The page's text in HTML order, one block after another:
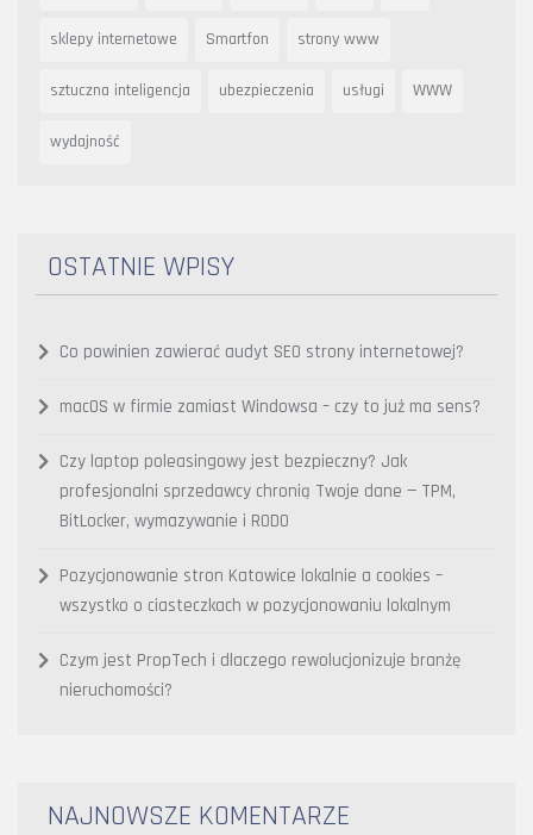
sklepy internetowe Smartfon strony www
sztuczna inteligencja ubezpieczenia usługi WWW
wydajność
OSTATNIE WPISY
Co powinien zawierać audyt SEO strony internetowej?
macOS w firmie zamiast Windowsa – czy to już ma sens?
Czy laptop poleasingowy jest bezpieczny? Jak
profesjonalni sprzedawcy chronią Twoje dane — TPM,
BitLocker, wymazywanie i RODO
Pozycjonowanie stron Katowice lokalnie a cookies –
wszystko o ciasteczkach w pozycjonowaniu lokalnym
Czym jest PropTech i dlaczego rewolucjonizuje branżę
nieruchomości?
NAJNOWSZE KOMENTARZE